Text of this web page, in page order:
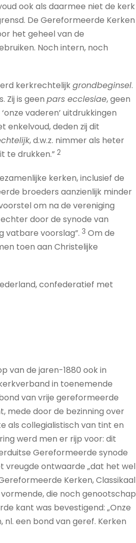
ook als daarmee niet de kerk
De Gereformeerde Kerken
het geheel van de
Noch intern, noch
kerkrechtelijkgrondbeginsel.
Zij is geen pars ecclesiae, geen
vaderen’ uitdrukkingen
enkelvoud, deden zij dit
, d.w.z. nimmer als heter
te drukken.” 2
kerken, inclusief de
broeders aanzienlijk minder
om na de vereniging
door de synode van
vatbare voorslag”. 3 Om de
toen aan Christelijke
confederatief met
van de jaren-1880 ook in
in toenemende
bond van vrije gereformeerde
mede door de bezinning over
als collegialistisch van tint en
werd men er rijp voor: dit
Gereformeerde synode
vreugde ontwaarde „dat het wel
Kerken, Classikaal
die noch genootschap
kant was bevestigend: „Onze
nl. een bond van geref. Kerken